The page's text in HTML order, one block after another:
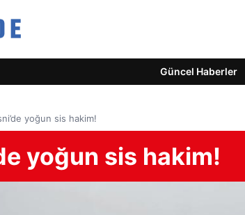
Güncel Haberler
yoğun sis hakim!
yoğun sis hakim!